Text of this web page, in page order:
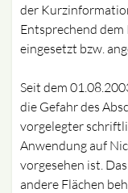
der
Entsprechend
eingesetzt bzw.
Seit dem
die Gefahr des
vorgelegter
Anwendung auf
vorgesehen ist.
andere Flächen